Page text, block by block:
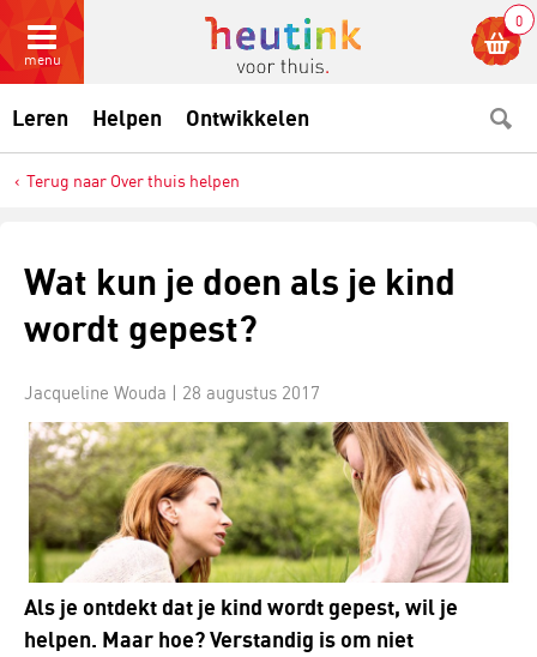
menu
0
Leren Helpen Ontwikkelen
Terug naar Over thuis helpen
Wat kun je doen als je kind
wordt gepest?
Jacqueline Wouda | 28 augustus 2017
Als je ontdekt dat je kind wordt gepest, wil je
helpen. Maar hoe? Verstandig is om niet